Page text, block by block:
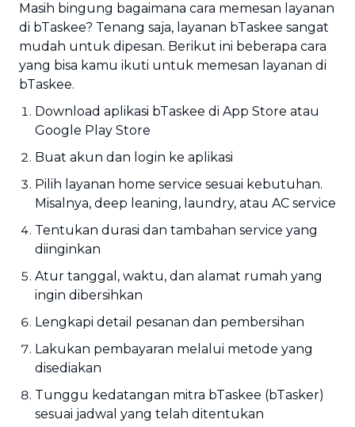
Masih bingung bagaimana cara memesan layanan
di bTaskee? Tenang saja, layanan bTaskee sangat
mudah untuk dipesan. Berikut ini beberapa cara
yang bisa kamu ikuti untuk memesan layanan di
bTaskee.
Download aplikasi bTaskee di App Store atau
Google Play Store
Buat akun dan login ke aplikasi
Pilih layanan home service sesuai kebutuhan.
Misalnya, deep leaning, laundry, atau AC service
Tentukan durasi dan tambahan service yang
diinginkan
Atur tanggal, waktu, dan alamat rumah yang
ingin dibersihkan
Lengkapi detail pesanan dan pembersihan
Lakukan pembayaran melalui metode yang
disediakan
Tunggu kedatangan mitra bTaskee (bTasker)
sesuai jadwal yang telah ditentukan